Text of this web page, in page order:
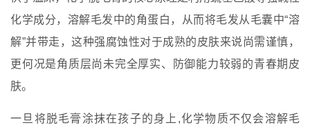
化学成分，溶解毛发中的角蛋白，从而将毛发从毛囊中“溶
解”并带走，这种强腐蚀性对于成熟的皮肤来说尚需谨慎，
更何况是角质层尚未完全厚实、防御能力较弱的青春期皮
肤。
一旦将脱毛膏涂抹在孩子的身上,化学物质不仅会溶解毛